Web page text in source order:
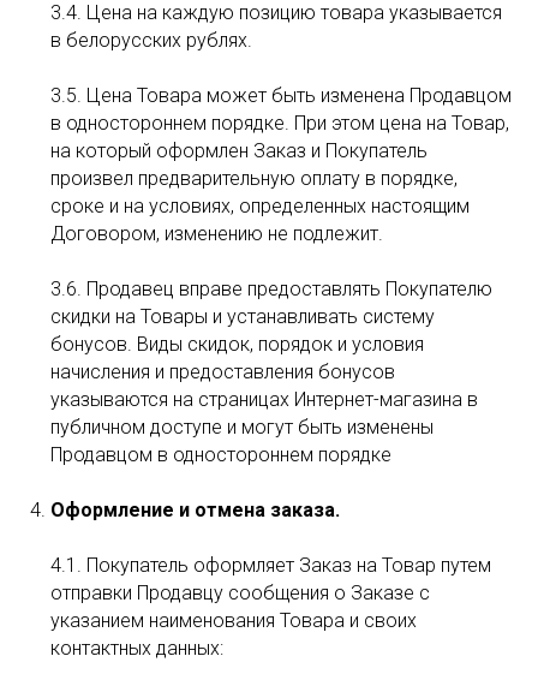
3.4. Цена на каждую позицию товара указывается
в белорусских рублях.
3.5. Цена Товара может быть изменена Продавцом
в одностороннем порядке. При этом цена на Товар,
на который оформлен Заказ и Покупатель
произвел предварительную оплату в порядке,
сроке и на условиях, определенных настоящим
Договором, изменению не подлежит.
3.6. Продавец вправе предоставлять Покупателю
скидки на Товары и устанавливать систему
бонусов. Виды скидок, порядок и условия
начисления и предоставления бонусов
указываются на страницах Интернет-магазина в
публичном доступе и могут быть изменены
Продавцом в одностороннем порядке
Оформление и отмена заказа.
4.1. Покупатель оформляет Заказ на Товар путем
отправки Продавцу сообщения о Заказе с
указанием наименования Товара и своих
контактных данных: